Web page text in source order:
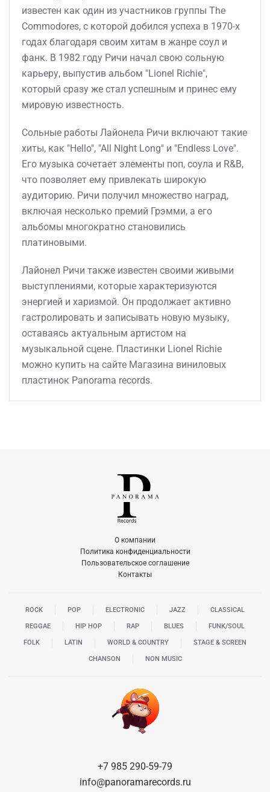
известен как один из участников группы The
Commodores, с которой добился успеха в 1970-х
годах благодаря своим хитам в жанре соул и
фанк. В 1982 году Ричи начал свою сольную
карьеру, выпустив альбом "Lionel Richie",
который сразу же стал успешным и принес ему
мировую известность.
Сольные работы Лайонела Ричи включают такие
хиты, как "Hello", "All Night Long" и "Endless Love".
Его музыка сочетает элементы поп, соула и R&B,
что позволяет ему привлекать широкую
аудиторию. Ричи получил множество наград,
включая несколько премий Грэмми, а его
альбомы многократно становились
платиновыми.
Лайонел Ричи также известен своими живыми
выступлениями, которые характеризуются
энергией и харизмой. Он продолжает активно
гастролировать и записывать новую музыку,
оставаясь актуальным артистом на
музыкальной сцене. Пластинки Lionel Richie
можно купить на сайте Магазина виниловых
пластинок Panorama records.
О компании
Политика конфиденциальности
Пользовательское соглашение
Контакты
ROCK POP ELECTRONIC JAZZ CLASSICAL
REGGAE HIP HOP RAP BLUES FUNK/SOUL
FOLK LATIN WORLD & COUNTRY STAGE & SCREEN
CHANSON NON MUSIC
+7 985 290-59-79
info@panoramarecords.ru